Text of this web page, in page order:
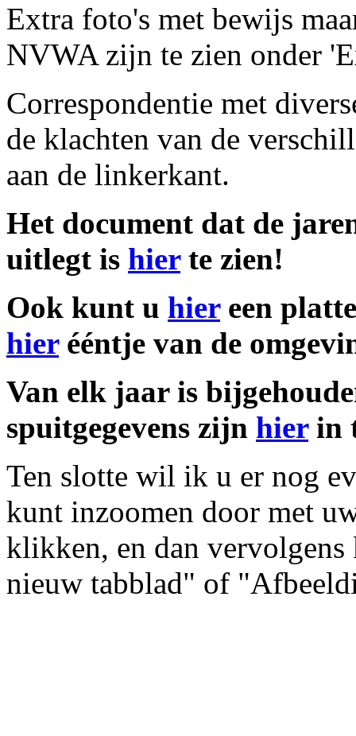
Extra foto's met bewijs
NVWA zijn te zien onder
Correspondentie met
de klachten van de
aan de linkerkant.
Het document dat de
uitlegt is hierte zien!
Ook kunt u hiereen
hierééntje van de
Van elk jaar is
spuitgegevens zijn hierin
Ten slotte wil ik u er nog
kunt inzoomen door met
klikken, en dan
nieuw tabblad" of